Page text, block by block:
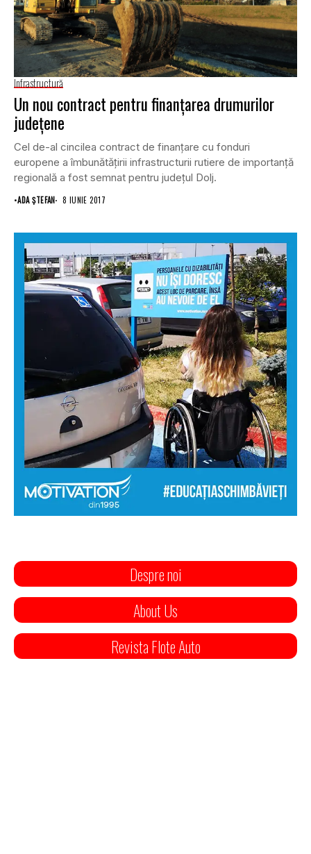
Infrastructură
Un nou contract pentru finanţarea drumurilor
judeţene
Cel de-al cincilea contract de finanţare cu fonduri
europene a îmbunătăţirii infrastructurii rutiere de importanţă
regională a fost semnat pentru judeţul Dolj.
•ADA ȘTEFAN 8 IUNIE 2017
Despre noi
About Us
Revista Flote Auto